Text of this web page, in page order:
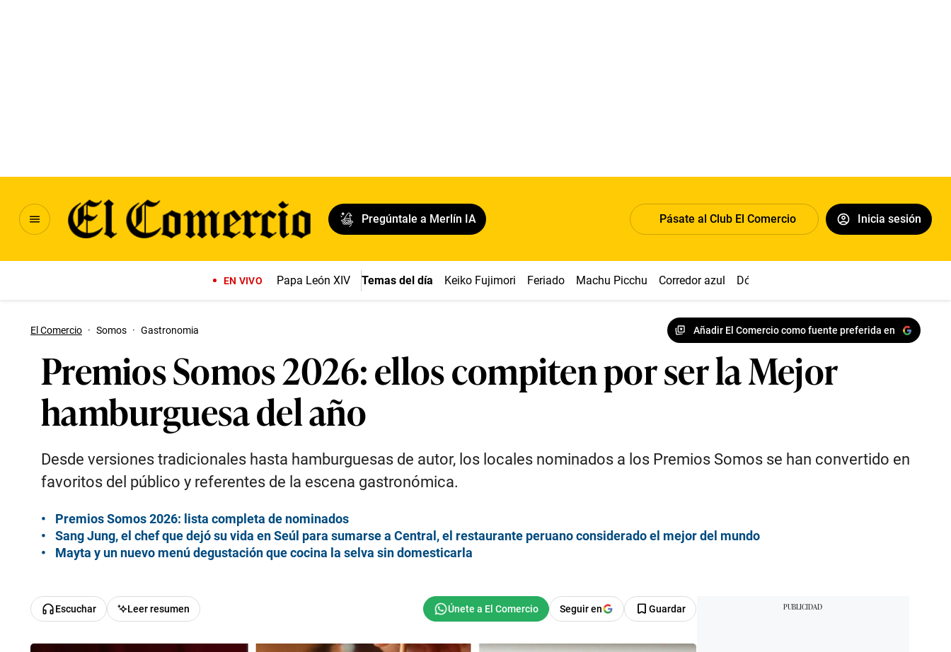
Pregúntale a Merlín IA Pásate al Club El Comercio Inicia sesión
EN VIVO Papa León XIV Temas del día Keiko Fujimori Feriado Machu Picchu Corredor azul Dólar
El Comercio · Somos · Gastronomia Añadir El Comercio como fuente preferida en
Premios Somos 2026: ellos compiten por ser la Mejor
hamburguesa del año
Desde versiones tradicionales hasta hamburguesas de autor, los locales nominados a los Premios Somos se han convertido en
favoritos del público y referentes de la escena gastronómica.
Premios Somos 2026: lista completa de nominados
Sang Jung, el chef que dejó su vida en Seúl para sumarse a Central, el restaurante peruano considerado el mejor del mundo
Mayta y un nuevo menú degustación que cocina la selva sin domesticarla
Escuchar Leer resumen Seguir en Guardar